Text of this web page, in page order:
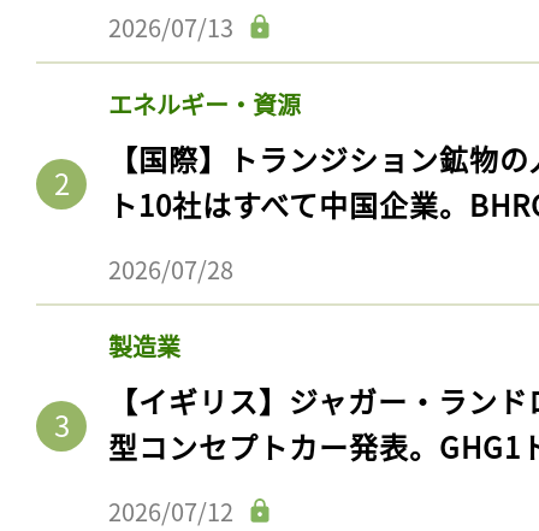
2026/07/13
エネルギー・資源
【国際】トランジション鉱物
ト10社はすべて中国企業。
2026/07/28
製造業
【イギリス】ジャガー・ラン
型コンセプトカー発表。GHG1
2026/07/12